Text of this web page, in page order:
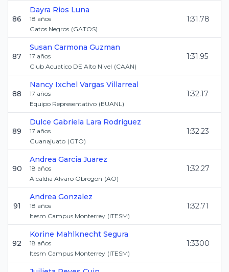
86
Dayra Rios Luna
18 años
Gatos Negros (GATOS)
1:31.78
87
Susan Carmona Guzman
17 años
Club Acuatico DE Alto Nivel (CAAN)
1:31.95
88
Nancy Ixchel Vargas Villarreal
17 años
Equipo Representativo (EUANL)
1:32.17
89
Dulce Gabriela Lara Rodriguez
17 años
Guanajuato (GTO)
1:32.23
90
Andrea Garcia Juarez
18 años
Alcaldia Alvaro Obregon (AO)
1:32.27
91
Andrea Gonzalez
18 años
Itesm Campus Monterrey (ITESM)
1:32.71
92
Korine Mahlknecht Segura
18 años
Itesm Campus Monterrey (ITESM)
1:3300